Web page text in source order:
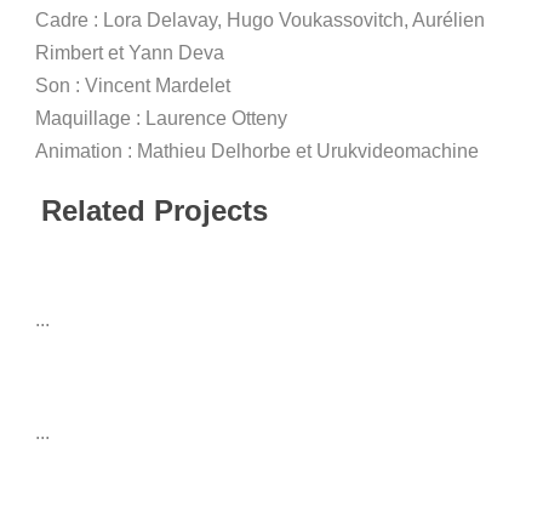
Cadre : Lora Delavay, Hugo Voukassovitch, Aurélien
Rimbert et Yann Deva
Son : Vincent Mardelet
Maquillage : Laurence Otteny
Animation : Mathieu Delhorbe et Urukvideomachine
Related Projects
...
...